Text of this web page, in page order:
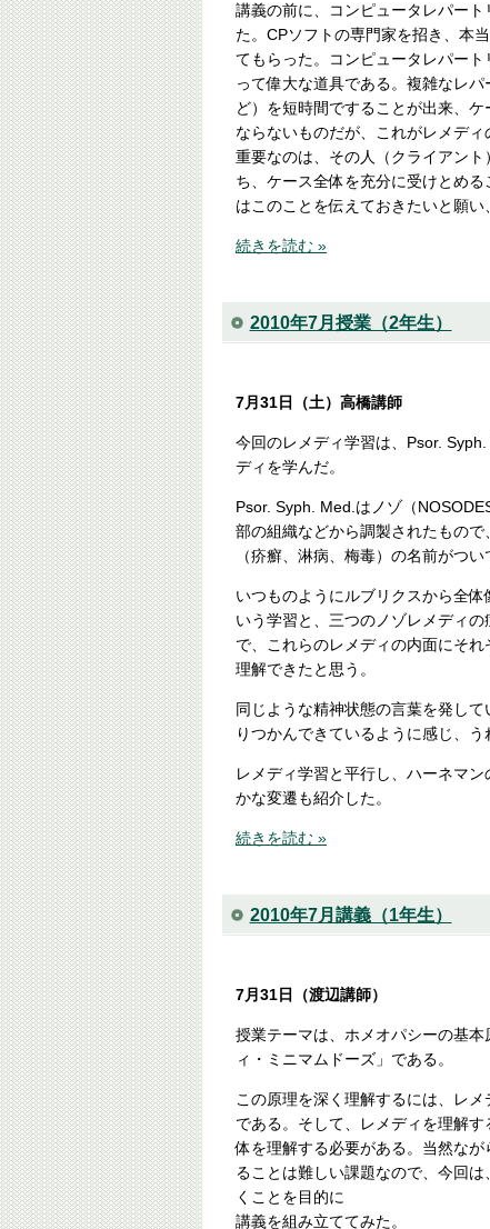
講義の前に、コンピュータレパート
た。CPソフトの専門家を招き、本
てもらった。コンピュータレパート
って偉大な道具である。複雑なレ
ど）を短時間ですることが出来、
ならないものだが、これがレメディ
重要なのは、その人（クライアン
ち、ケース全体を充分に受けとめ
はこのことを伝えておきたいと願い
続きを読む »
2010年7月授業（2年生）
7月31日（土）高橋講師
今回のレメディ学習は、Psor.
ディを学んだ。
Psor. Syph. Med.はノゾ（
部の組織などから調製されたもの
（疥癬、淋病、梅毒）の名前がつい
いつものようにルブリクスから全体
いう学習と、三つのノゾレメディの
で、これらのレメディの内面にそ
理解できたと思う。
同じような精神状態の言葉を発し
りつかんできているように感じ、う
レメディ学習と平行し、ハーネマ
かな変遷も紹介した。
続きを読む »
2010年7月講義（1年生）
7月31日（渡辺講師）
授業テーマは、ホメオパシーの基
ィ・ミニマムドーズ」である。
この原理を深く理解するには、レ
である。そして、レメディを理解
体を理解する必要がある。当然な
ることは難しい課題なので、今回
くことを目的に
講義を組み立ててみた。